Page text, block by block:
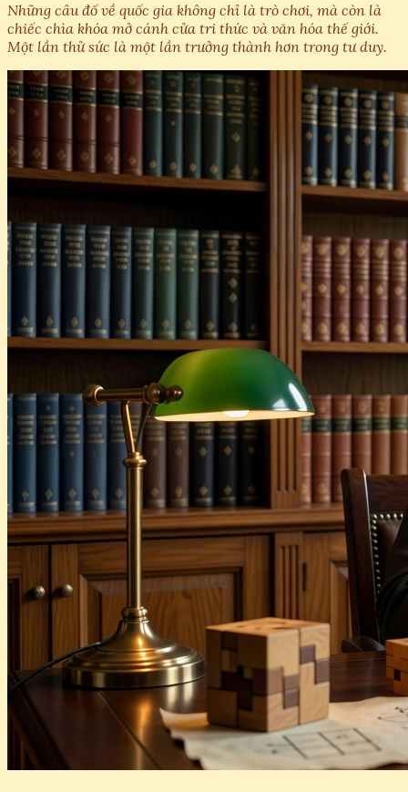
Những câu đố về quốc gia không chỉ là trò chơi, mà còn là
chiếc chìa khóa mở cánh cửa tri thức và văn hóa thế giới.
Một lần thử sức là một lần trưởng thành hơn trong tư duy.